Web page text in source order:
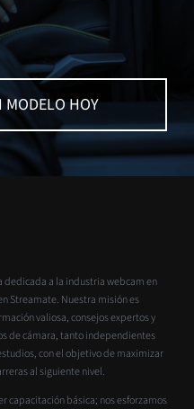
MODELO HOY
dedicada a la industria webcam en
Streamate. Nuestra misión es
valiosa, consejos expertos y
de cámara, tanto independientes
con el objetivo de maximizar
al siguiente nivel.
capacitación básica; nos esforzamos